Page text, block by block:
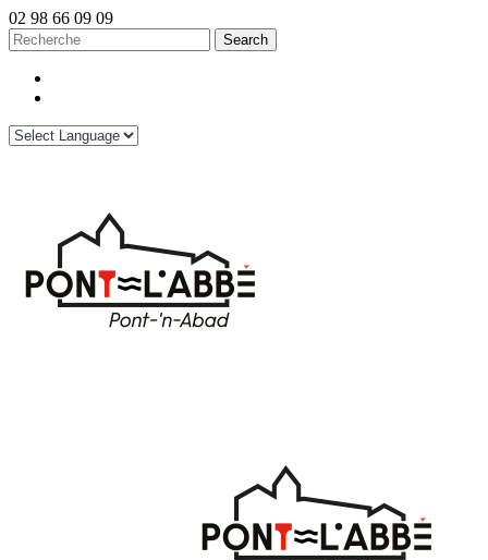
02 98 66 09 09